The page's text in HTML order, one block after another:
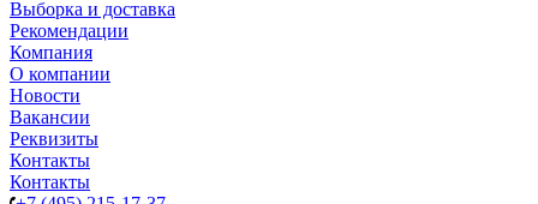
Выборка и доставка
Рекомендации
Компания
О компании
Новости
Вакансии
Реквизиты
Контакты
Контакты